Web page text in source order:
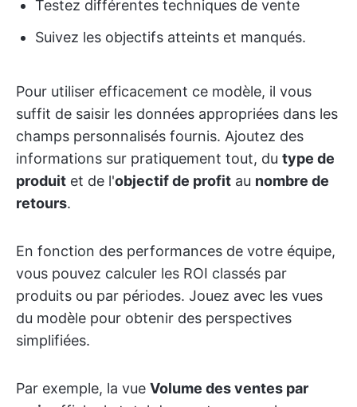
Testez différentes techniques de vente
Suivez les objectifs atteints et manqués.
Pour utiliser efficacement ce modèle, il vous
suffit de saisir les données appropriées dans les
champs personnalisés fournis. Ajoutez des
informations sur pratiquement tout, du type de
produit et de l'objectif de profit au nombre de
retours.
En fonction des performances de votre équipe,
vous pouvez calculer les ROI classés par
produits ou par périodes. Jouez avec les vues
du modèle pour obtenir des perspectives
simplifiées.
Par exemple, la vue Volume des ventes par